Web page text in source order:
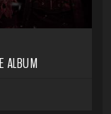
ALBUM